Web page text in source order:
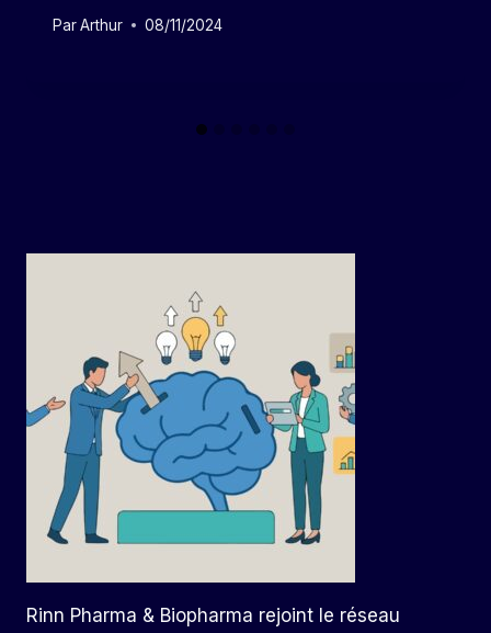
ParArthur 08/11/2024
Rinn Pharma & Biopharma rejoint le réseau